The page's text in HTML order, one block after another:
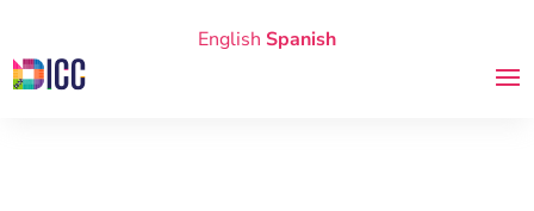
English Spanish